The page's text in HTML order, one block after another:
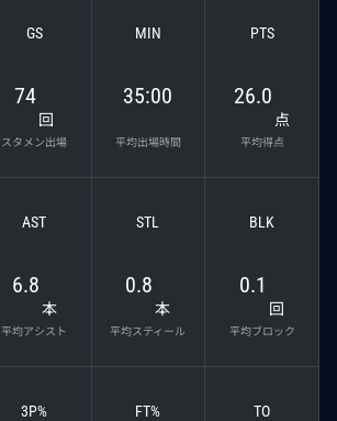
GS
74
回
スタメン出場
MIN
35:00
平均出場時間
PTS
26.0
点
平均得点
AST
6.8
本
平均アシスト
STL
0.8
本
平均スティール
BLK
0.1
回
平均ブロック
3P% FT% TO